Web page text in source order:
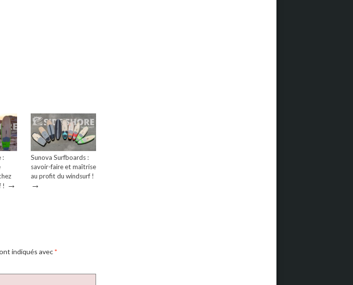
:
! →
Sunova Surfboards :
savoir-faire et maîtrise
au profit du windsurf !
→
indiqués avec*